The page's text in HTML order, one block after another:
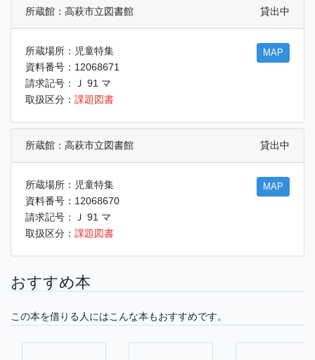
所蔵館：高萩市立図書館 貸出中
所蔵場所：児童特集
資料番号：12068671
請求記号：Ｊ 91 マ
取扱区分： 課題図書
MAP
所蔵館：高萩市立図書館 貸出中
所蔵場所：児童特集
資料番号：12068670
請求記号：Ｊ 91 マ
取扱区分： 課題図書
MAP
おすすめ本
この本を借りる人にはこんな本もおすすめです。